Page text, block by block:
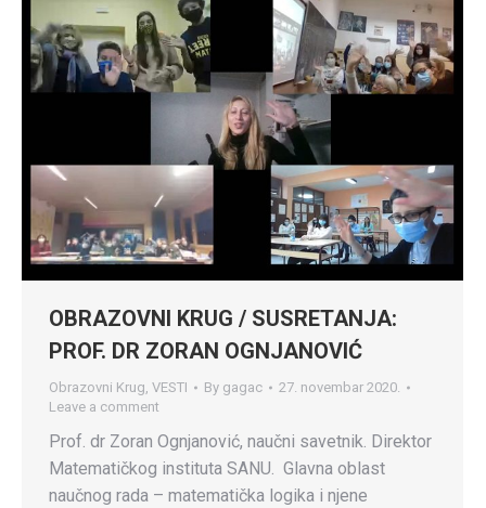
OBRAZOVNI KRUG / SUSRETANJA:
PROF. DR ZORAN OGNJANOVIĆ
Obrazovni Krug, VESTI By gagac
27. novembar 2020.
Leave a comment
Prof. dr Zoran Ognjanović, naučni savetnik. Direktor
Matematičkog instituta SANU. Glavna oblast
naučnog rada – matematička logika i njene